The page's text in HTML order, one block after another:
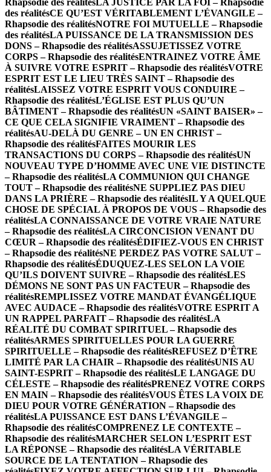
Rhapsodie des réalitésLA JUSTICE PAR LA FOI – Rhapsodie
des réalitésCE QU’EST VÉRITABLEMENT L’ÉVANGILE –
Rhapsodie des réalitésNOTRE FOI MUTUELLE – Rhapsodie
des réalitésLA PUISSANCE DE LA TRANSMISSION DES
DONS – Rhapsodie des réalitésASSUJETISSEZ VOTRE
CORPS – Rhapsodie des réalitésENTRAINEZ VOTRE ÂME
À SUIVRE VOTRE ESPRIT – Rhapsodie des réalitésVOTRE
ESPRIT EST LE LIEU TRÈS SAINT – Rhapsodie des
réalitésLAISSEZ VOTRE ESPRIT VOUS CONDUIRE –
Rhapsodie des réalitésL’ÉGLISE EST PLUS QU’UN
BÂTIMENT – Rhapsodie des réalitésUN «SAINT BAISER» –
CE QUE CELA SIGNIFIE VRAIMENT – Rhapsodie des
réalitésAU-DELÀ DU GENRE – UN EN CHRIST –
Rhapsodie des réalitésFAITES MOURIR LES
TRANSACTIONS DU CORPS – Rhapsodie des réalitésUN
NOUVEAU TYPE D’HOMME AVEC UNE VIE DISTINCTE
– Rhapsodie des réalitésLA COMMUNION QUI CHANGE
TOUT – Rhapsodie des réalitésNE SUPPLIEZ PAS DIEU
DANS LA PRIÈRE – Rhapsodie des réalitésIL Y A QUELQUE
CHOSE DE SPÉCIAL À PROPOS DE VOUS – Rhapsodie des
réalitésLA CONNAISSANCE DE VOTRE VRAIE NATURE
– Rhapsodie des réalitésLA CIRCONCISION VENANT DU
CŒUR – Rhapsodie des réalitésÉDIFIEZ-VOUS EN CHRIST
– Rhapsodie des réalitésNE PERDEZ PAS VOTRE SALUT –
Rhapsodie des réalitésÉDUQUEZ-LES SELON LA VOIE
QU’ILS DOIVENT SUIVRE – Rhapsodie des réalitésLES
DÉMONS NE SONT PAS UN FACTEUR – Rhapsodie des
réalitésREMPLISSEZ VOTRE MANDAT ÉVANGÉLIQUE
AVEC AUDACE – Rhapsodie des réalitésVOTRE ESPRIT A
UN RAPPEL PARFAIT – Rhapsodie des réalitésLA
RÉALITÉ DU COMBAT SPIRITUEL – Rhapsodie des
réalitésARMES SPIRITUELLES POUR LA GUERRE
SPIRITUELLE – Rhapsodie des réalitésREFUSEZ D’ÊTRE
LIMITÉ PAR LA CHAIR – Rhapsodie des réalitésUNIS AU
SAINT-ESPRIT – Rhapsodie des réalitésLE LANGAGE DU
CÉLESTE – Rhapsodie des réalitésPRENEZ VOTRE CORPS
EN MAIN – Rhapsodie des réalitésVOUS ÊTES LA VOIX DE
DIEU POUR VOTRE GÉNÉRATION – Rhapsodie des
réalitésLA PUISSANCE EST DANS L’ÉVANGILE –
Rhapsodie des réalitésCOMPRENEZ LE CONTEXTE –
Rhapsodie des réalitésMARCHER SELON L’ESPRIT EST
LA RÉPONSE – Rhapsodie des réalitésLA VÉRITABLE
SOURCE DE LA TENTATION – Rhapsodie des